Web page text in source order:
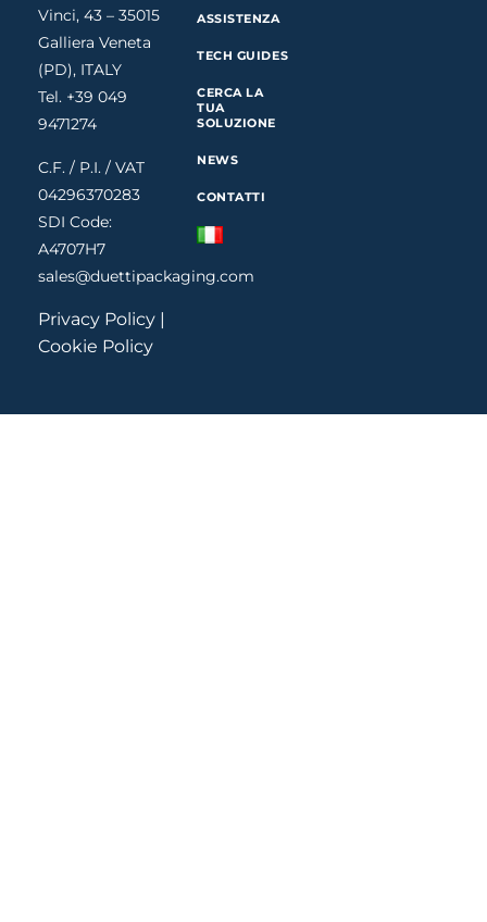
Vinci, 43 – 35015
Galliera Veneta
(PD), ITALY
Tel. +39 049
9471274
C.F. / P.I. / VAT
04296370283
SDI Code:
A4707H7
sales@duettipackaging.com
Privacy Policy |
Cookie Policy
ASSISTENZA
TECH GUIDES
CERCA LA
TUA
SOLUZIONE
NEWS
CONTATTI